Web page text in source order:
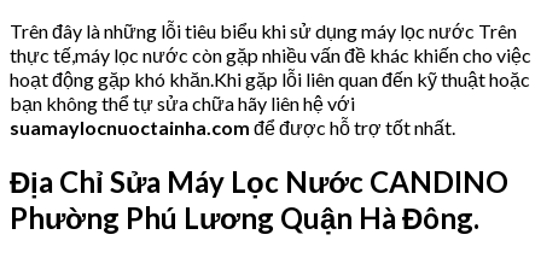
Trên đây là những lỗi tiêu biểu khi sử dụng máy lọc nước Trên
thực tế,máy lọc nước còn gặp nhiều vấn đề khác khiến cho việc
hoạt động gặp khó khăn.Khi gặp lỗi liên quan đến kỹ thuật hoặc
bạn không thể tự sửa chữa hãy liên hệ với
suamaylocnuoctainha.com để được hỗ trợ tốt nhất.
Địa Chỉ Sửa Máy Lọc Nước CANDINO
Phường Phú Lương Quận Hà Đông.